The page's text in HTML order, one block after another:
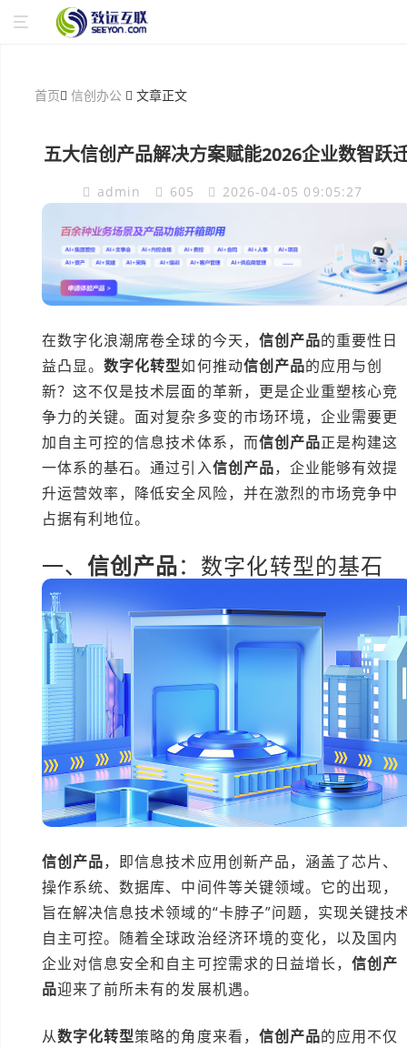
首页 信创办公 文章正文
五大信创产品解决方案赋能2026企业数智跃
admin 605 2026-04-05 09:05:27
在数字化浪潮席卷全球的今天， 信创产品的重要性日
益凸显。数字化转型如何推动信创产品的应用与创
新？这不仅是技术层面的革新，更是企业重塑核心竞
争力的关键。面对复杂多变的市场环境，企业需要更
加自主可控的信息技术体系，而信创产品正是构建这
一体系的基石。通过引入信创产品，企业能够有效提
升运营效率，降低安全风险，并在激烈的市场竞争中
占据有利地位。
一、信创产品：数字化转型的基石
信创产品，即信息技术应用创新产品，涵盖了芯片、
操作系统、数据库、中间件等关键领域。它的出现，
旨在解决信息技术领域的“卡脖子”问题，实现关键技
自主可控。随着全球政治经济环境的变化，以及国内
企业对信息安全和自主可控需求的日益增长， 信创产
品迎来了前所未有的发展机遇。
从数字化转型策略的角度来看， 信创产品的应用不仅